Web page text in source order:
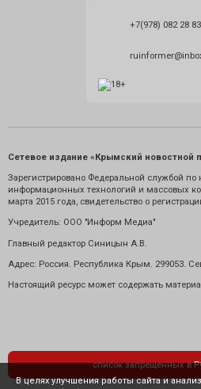
+7(978) 082 28 83
Сетевое издание «Крымский новостной
Зарегистрировано Федеральной службой по
информационных технологий и массовых
марта 2015 года, свидетельство о
Учредитель: ООО "Информ Медиа"
Главный редактор Синицын А.В.
Адрес: Россия. Республика Крым. 299053.
Настоящий ресурс может содержать
список запрещенных в
В целях улучшения работы сайта и